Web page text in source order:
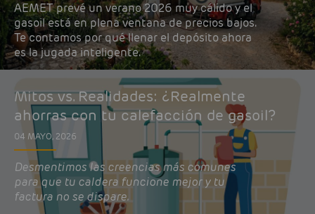
AEMET prevé un verano 2026 muy cálido y el
gasoil está en plena ventana de precios bajos.
Te contamos por qué llenar el depósito ahora
es la jugada inteligente.
Mitos vs. Realidades: ¿Realmente
ahorras con tu calefacción de gasoil?
04 MAYO, 2026
Desmentimos las creencias más comunes
para que tu caldera funcione mejor y tu
factura no se dispare.